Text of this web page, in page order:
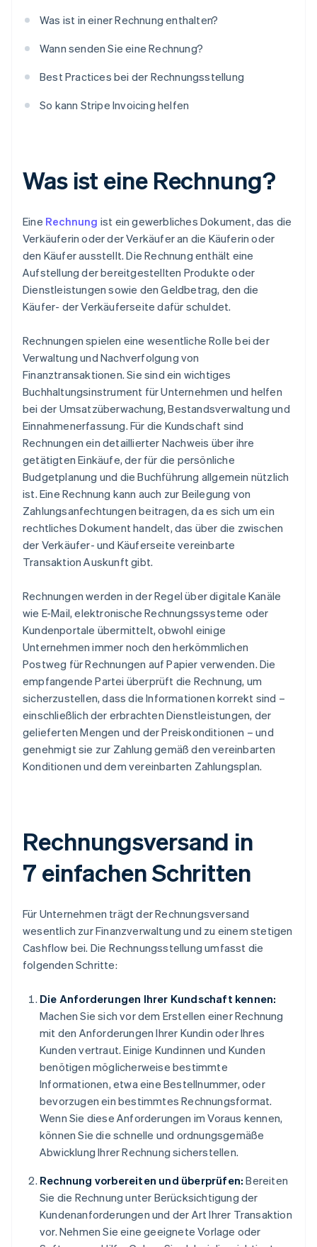
Was ist in einer Rechnung enthalten?
Wann senden Sie eine Rechnung?
Best Practices bei der Rechnungsstellung
So kann Stripe Invoicing helfen
Was ist eine Rechnung?
Eine Rechnung ist ein gewerbliches Dokument, das die
Verkäuferin oder der Verkäufer an die Käuferin oder
den Käufer ausstellt. Die Rechnung enthält eine
Aufstellung der bereitgestellten Produkte oder
Dienstleistungen sowie den Geldbetrag, den die
Käufer- der Verkäuferseite dafür schuldet.
Rechnungen spielen eine wesentliche Rolle bei der
Verwaltung und Nachverfolgung von
Finanztransaktionen. Sie sind ein wichtiges
Buchhaltungsinstrument für Unternehmen und helfen
bei der Umsatzüberwachung, Bestandsverwaltung und
Einnahmenerfassung. Für die Kundschaft sind
Rechnungen ein detaillierter Nachweis über ihre
getätigten Einkäufe, der für die persönliche
Budgetplanung und die Buchführung allgemein nützlich
ist. Eine Rechnung kann auch zur Beilegung von
Zahlungsanfechtungen beitragen, da es sich um ein
rechtliches Dokument handelt, das über die zwischen
der Verkäufer- und Käuferseite vereinbarte
Transaktion Auskunft gibt.
Rechnungen werden in der Regel über digitale Kanäle
wie E-Mail, elektronische Rechnungssysteme oder
Kundenportale übermittelt, obwohl einige
Unternehmen immer noch den herkömmlichen
Postweg für Rechnungen auf Papier verwenden. Die
empfangende Partei überprüft die Rechnung, um
sicherzustellen, dass die Informationen korrekt sind –
einschließlich der erbrachten Dienstleistungen, der
gelieferten Mengen und der Preiskonditionen – und
genehmigt sie zur Zahlung gemäß den vereinbarten
Konditionen und dem vereinbarten Zahlungsplan.
Rechnungsversand in
7 einfachen Schritten
Für Unternehmen trägt der Rechnungsversand
wesentlich zur Finanzverwaltung und zu einem stetigen
Cashflow bei. Die Rechnungsstellung umfasst die
folgenden Schritte:
Die Anforderungen Ihrer Kundschaft kennen:
Machen Sie sich vor dem Erstellen einer Rechnung
mit den Anforderungen Ihrer Kundin oder Ihres
Kunden vertraut. Einige Kundinnen und Kunden
benötigen möglicherweise bestimmte
Informationen, etwa eine Bestellnummer, oder
bevorzugen ein bestimmtes Rechnungsformat.
Wenn Sie diese Anforderungen im Voraus kennen,
können Sie die schnelle und ordnungsgemäße
Abwicklung Ihrer Rechnung sicherstellen.
Rechnung vorbereiten und überprüfen: Bereiten
Sie die Rechnung unter Berücksichtigung der
Kundenanforderungen und der Art Ihrer Transaktion
vor. Nehmen Sie eine geeignete Vorlage oder